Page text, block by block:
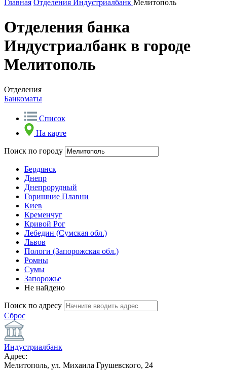
Главная Отделения Индустриалбанк Мелитополь
Отделения банка
Индустриалбанк в городе
Мелитополь
Отделения
Банкоматы
Список
На карте
Поиск по городу
Бердянск
Днепр
Днепрорудный
Горишние Плавни
Киев
Кременчуг
Кривой Рог
Лебедин (Сумская обл.)
Львов
Пологи (Запорожская обл.)
Ромны
Сумы
Запорожье
Не найдено
Поиск по адресу
Сброс
Индустриалбанк
Адрес:
Мелитополь, ул. Михаила Грушевского, 24